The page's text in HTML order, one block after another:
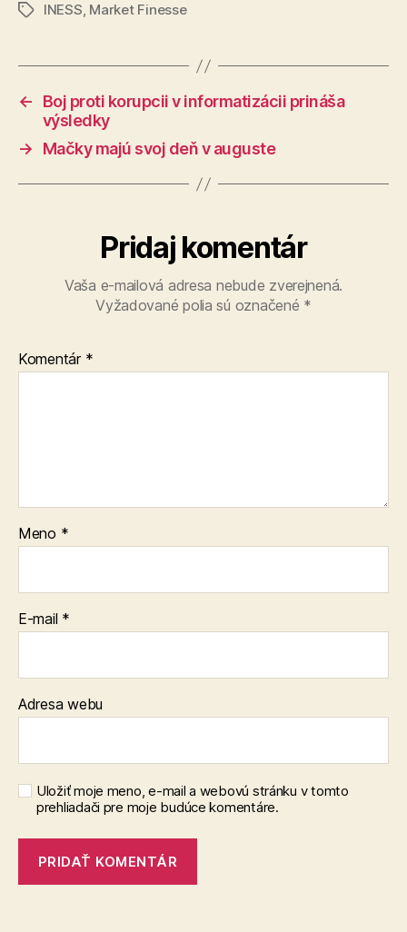
ZnačkyINESS, Market Finesse
←
Boj proti korupcii v informatizácii prináša
výsledky
→
Mačky majú svoj deň v auguste
Pridaj komentár
Vaša e-mailová adresa nebude zverejnená.
Vyžadované polia sú označené *
Komentár *
Meno *
E-mail *
Adresa webu
Uložiť moje meno, e-mail a webovú stránku v tomto
prehliadači pre moje budúce komentáre.